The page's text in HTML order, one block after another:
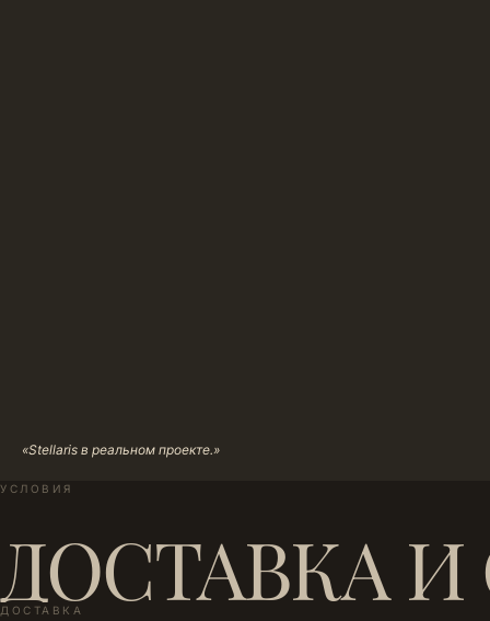
«Stellaris в реальном проекте.»
УСЛОВИЯ
ДОСТАВКА
ДОСТАВКА